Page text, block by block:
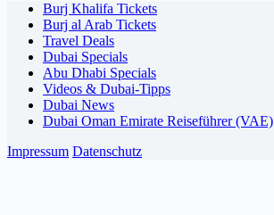
Burj Khalifa Tickets
Burj al Arab Tickets
Travel Deals
Dubai Specials
Abu Dhabi Specials
Videos & Dubai-Tipps
Dubai News
Dubai Oman Emirate Reiseführer (VAE)
Impressum Datenschutz